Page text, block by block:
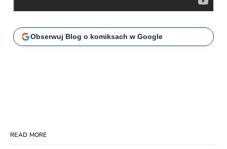
Obserwuj Blog o komiksach w Google
READ MORE